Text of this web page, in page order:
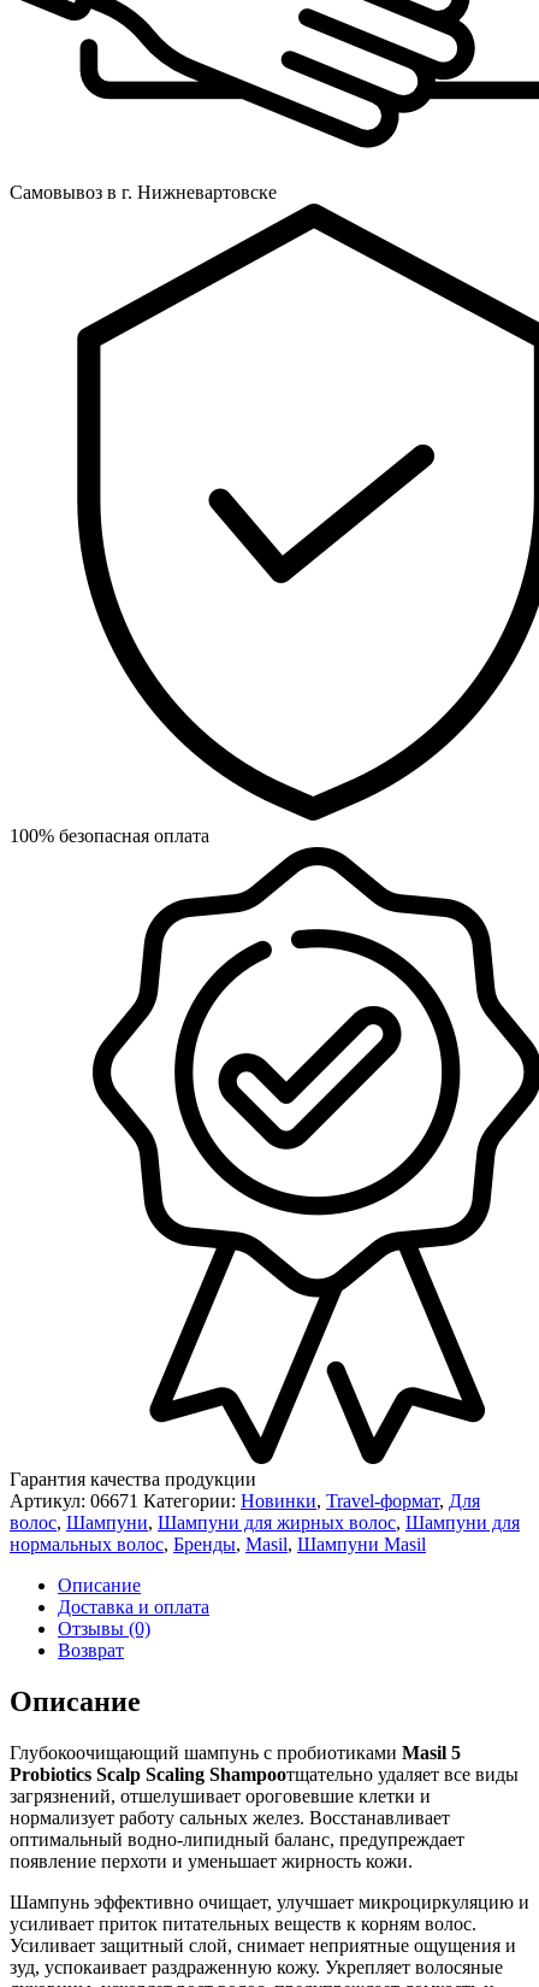
Самовывоз в г. Нижневартовске
100% безопасная оплата
Гарантия качества продукции
Артикул: 06671 Категории: Новинки, Travel-формат, Для
волос, Шампуни, Шампуни для жирных волос, Шампуни для
нормальных волос, Бренды, Masil, Шампуни Masil
Описание
Доставка и оплата
Отзывы (0)
Возврат
Описание
Глубокоочищающий шампунь с пробиотиками Masil 5
Probiotics Scalp Scaling Shampooтщательно удаляет все виды
загрязнений, отшелушивает ороговевшие клетки и
нормализует работу сальных желез. Восстанавливает
оптимальный водно-липидный баланс, предупреждает
появление перхоти и уменьшает жирность кожи.
Шампунь эффективно очищает, улучшает микроциркуляцию и
усиливает приток питательных веществ к корням волос.
Усиливает защитный слой, снимает неприятные ощущения и
зуд, успокаивает раздраженную кожу. Укрепляет волосяные